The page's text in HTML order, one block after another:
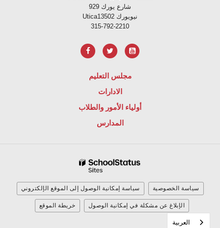
929 شارع يورك
Uticaنيويورك 13502
315-792-2210
مجلس التعليم
الادارات
أولياء الأمور والطلاب
المدارس
سياسة إمكانية الوصول إلى الموقع الإلكتروني سياسة الخصوصية
خريطة الموقع الإبلاغ عن مشكلة في إمكانية الوصول
العربية‏